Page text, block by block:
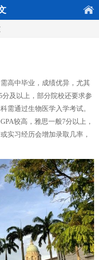
高中毕业，成绩优异，尤其
及以上，部分院校还要求参
需通过生物医学入学考试。
较高，雅思一般7分以上，
实习经历会增加录取几率，